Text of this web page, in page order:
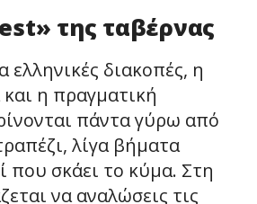
της ταβέρνας
ελληνικές διακοπές, η
η πραγματική
πάντα γύρω από
λίγα βήματα
που σκάει το κύμα. Στη
να αναλώσεις τις